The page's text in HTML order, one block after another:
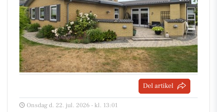
Del artikel
Onsdag d. 22. jul. 2026 - kl. 13:01